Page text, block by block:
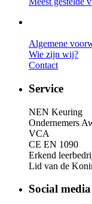
Algemene
Wie zijn wij?
Contact
Service
NEN Keuring
Ondernemers
VCA
CE EN 1090
Erkend
Lid van de
Social media